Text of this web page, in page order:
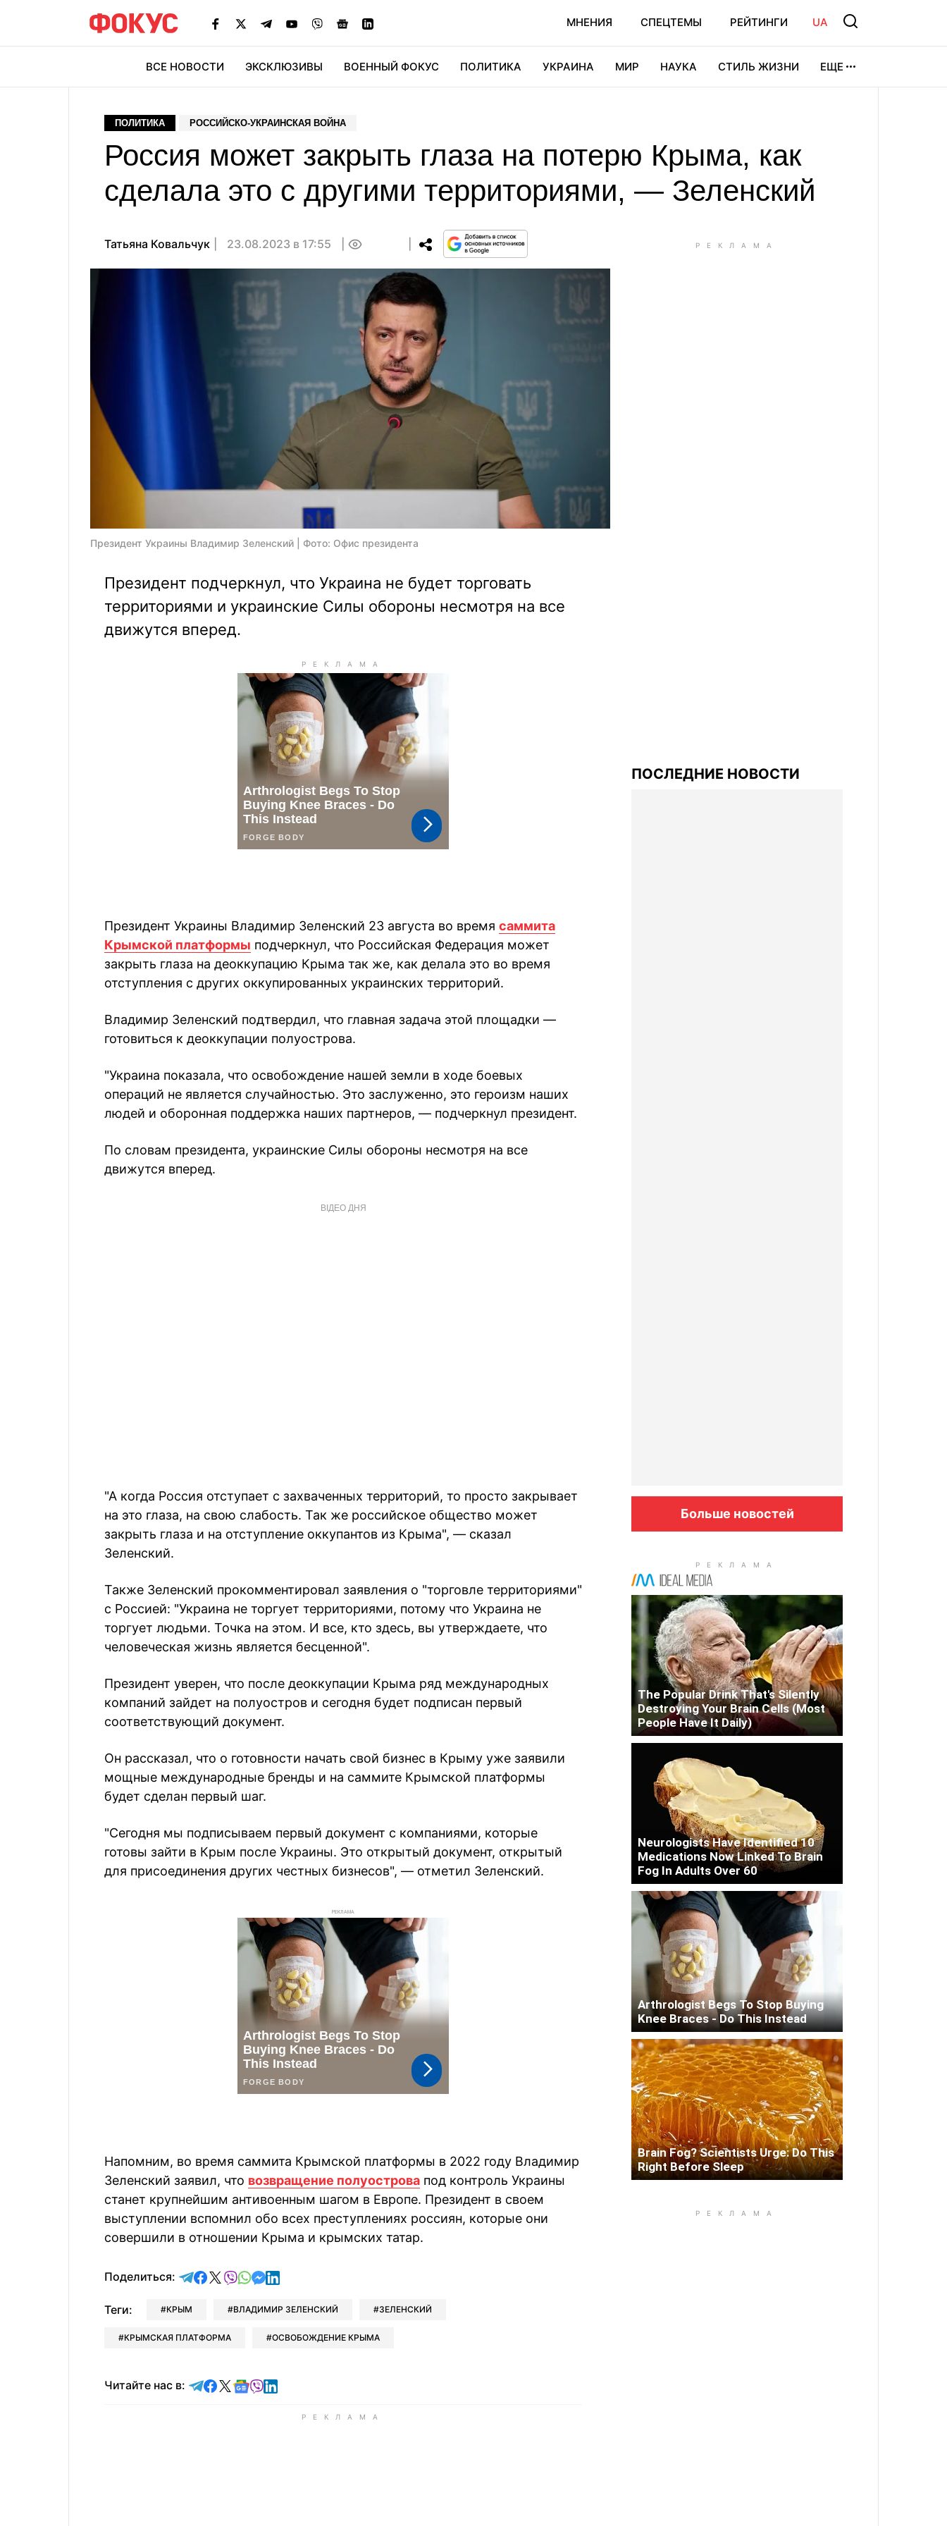
МНЕНИЯ СПЕЦТЕМЫ РЕЙТИНГИ UA
ВСЕ НОВОСТИ ЭКСКЛЮЗИВЫ ВОЕННЫЙ ФОКУС ПОЛИТИКА УКРАИНА МИР НАУКА СТИЛЬ ЖИЗНИ ЕЩЕ
ПОЛИТИКА РОССИЙСКО-УКРАИНСКАЯ ВОЙНА
Россия может закрыть глаза на потерю Крыма, как
сделала это с другими территориями, — Зеленский
Татьяна Ковальчук 23.08.2023 в 17:55
Президент Украины Владимир Зеленский | Фото: Офис президента
Президент подчеркнул, что Украина не будет торговать
территориями и украинские Силы обороны несмотря на все
движутся вперед.
Президент Украины Владимир Зеленский 23 августа во время саммита
Крымской платформы подчеркнул, что Российская Федерация может
закрыть глаза на деоккупацию Крыма так же, как делала это во время
отступления с других оккупированных украинских территорий.
Владимир Зеленский подтвердил, что главная задача этой площадки —
готовиться к деоккупации полуострова.
"Украина показала, что освобождение нашей земли в ходе боевых
операций не является случайностью. Это заслуженно, это героизм наших
людей и оборонная поддержка наших партнеров, — подчеркнул президент.
По словам президента, украинские Силы обороны несмотря на все
движутся вперед.
ВІДЕО ДНЯ
"А когда Россия отступает с захваченных территорий, то просто закрывает
на это глаза, на свою слабость. Так же российское общество может
закрыть глаза и на отступление оккупантов из Крыма", — сказал
Зеленский.
Также Зеленский прокомментировал заявления о "торговле территориями"
с Россией: "Украина не торгует территориями, потому что Украина не
торгует людьми. Точка на этом. И все, кто здесь, вы утверждаете, что
человеческая жизнь является бесценной".
Президент уверен, что после деоккупации Крыма ряд международных
компаний зайдет на полуостров и сегодня будет подписан первый
соответствующий документ.
Он рассказал, что о готовности начать свой бизнес в Крыму уже заявили
мощные международные бренды и на саммите Крымской платформы
будет сделан первый шаг.
"Сегодня мы подписываем первый документ с компаниями, которые
готовы зайти в Крым после Украины. Это открытый документ, открытый
для присоединения других честных бизнесов", — отметил Зеленский.
РЕКЛАМА
Напомним, во время саммита Крымской платформы в 2022 году Владимир
Зеленский заявил, что возвращение полуострова под контроль Украины
станет крупнейшим антивоенным шагом в Европе. Президент в своем
выступлении вспомнил обо всех преступлениях россиян, которые они
совершили в отношении Крыма и крымских татар.
Поделиться: отправить в Telegram
поделиться в Facebook
поделиться в X
отправить в Viber
отправить в Whatsapp
отправить в Messenger
отправить в LinkedIn
Теги: КРЫМ ВЛАДИМИР ЗЕЛЕНСКИЙ ЗЕЛЕНСКИЙ
КРЫМСКАЯ ПЛАТФОРМА ОСВОБОЖДЕНИЕ КРЫМА
Читайте нас в: Читайте в Telegram
Читайте в Facebook
Читайте в X
Читайте в Google news
Читайте в Viber
Читайте в LinkedIn
ПОСЛЕДНИЕ НОВОСТИ
Больше новостей